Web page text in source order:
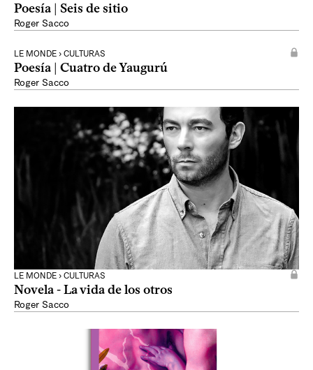
Poesía | Seis de sitio
Roger Sacco
LE MONDE › CULTURAS
Poesía | Cuatro de Yaugurú
Roger Sacco
LE MONDE › CULTURAS
Novela - La vida de los otros
Roger Sacco